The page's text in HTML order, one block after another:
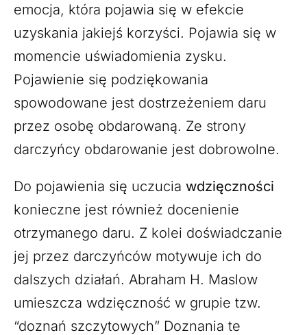
emocja, która pojawia się w efekcie
uzyskania jakiejś korzyści. Pojawia się w
momencie uświadomienia zysku.
Pojawienie się podziękowania
spowodowane jest dostrzeżeniem daru
przez osobę obdarowaną. Ze strony
darczyńcy obdarowanie jest dobrowolne.
Do pojawienia się uczucia wdzięczności
konieczne jest również docenienie
otrzymanego daru. Z kolei doświadczanie
jej przez darczyńców motywuje ich do
dalszych działań. Abraham H. Maslow
umieszcza wdzięczność w grupie tzw.
“doznań szczytowych” Doznania te